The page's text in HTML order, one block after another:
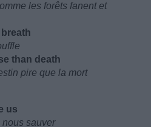
les forêts fanent et
than death
pire que la mort
us
sauver